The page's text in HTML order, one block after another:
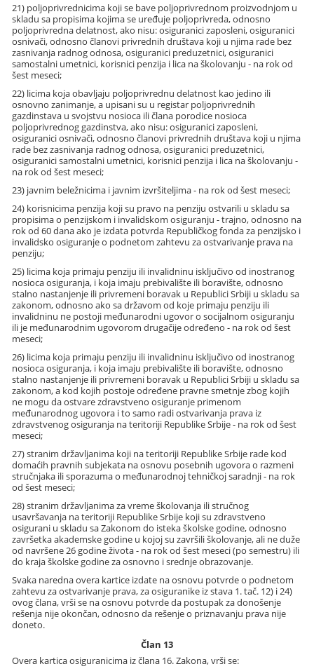
21) poljoprivrednicima koji se bave poljoprivrednom proizvodnjom u
skladu sa propisima kojima se uređuje poljoprivreda, odnosno
poljoprivredna delatnost, ako nisu: osiguranici zaposleni, osiguranici
osnivači, odnosno članovi privrednih društava koji u njima rade bez
zasnivanja radnog odnosa, osiguranici preduzetnici, osiguranici
samostalni umetnici, korisnici penzija i lica na školovanju - na rok od
šest meseci;
22) licima koja obavljaju poljoprivrednu delatnost kao jedino ili
osnovno zanimanje, a upisani su u registar poljoprivrednih
gazdinstava u svojstvu nosioca ili člana porodice nosioca
poljoprivrednog gazdinstva, ako nisu: osiguranici zaposleni,
osiguranici osnivači, odnosno članovi privrednih društava koji u njima
rade bez zasnivanja radnog odnosa, osiguranici preduzetnici,
osiguranici samostalni umetnici, korisnici penzija i lica na školovanju -
na rok od šest meseci;
23) javnim beležnicima i javnim izvršiteljima - na rok od šest meseci;
24) korisnicima penzija koji su pravo na penziju ostvarili u skladu sa
propisima o penzijskom i invalidskom osiguranju - trajno, odnosno na
rok od 60 dana ako je izdata potvrda Republičkog fonda za penzijsko i
invalidsko osiguranje o podnetom zahtevu za ostvarivanje prava na
penziju;
25) licima koja primaju penziju ili invalidninu isključivo od inostranog
nosioca osiguranja, i koja imaju prebivalište ili boravište, odnosno
stalno nastanjenje ili privremeni boravak u Republici Srbiji u skladu sa
zakonom, odnosno ako sa državom od koje primaju penziju ili
invalidninu ne postoji međunarodni ugovor o socijalnom osiguranju
ili je međunarodnim ugovorom drugačije određeno - na rok od šest
meseci;
26) licima koja primaju penziju ili invalidninu isključivo od inostranog
nosioca osiguranja, i koja imaju prebivalište ili boravište, odnosno
stalno nastanjenje ili privremeni boravak u Republici Srbiji u skladu sa
zakonom, a kod kojih postoje određene pravne smetnje zbog kojih
ne mogu da ostvare zdravstveno osiguranje primenom
međunarodnog ugovora i to samo radi ostvarivanja prava iz
zdravstvenog osiguranja na teritoriji Republike Srbije - na rok od šest
meseci;
27) stranim državljanima koji na teritoriji Republike Srbije rade kod
domaćih pravnih subjekata na osnovu posebnih ugovora o razmeni
stručnjaka ili sporazuma o međunarodnoj tehničkoj saradnji - na rok
od šest meseci;
28) stranim državljanima za vreme školovanja ili stručnog
usavršavanja na teritoriji Republike Srbije koji su zdravstveno
osigurani u skladu sa Zakonom do isteka školske godine, odnosno
završetka akademske godine u kojoj su završili školovanje, ali ne duže
od navršene 26 godine života - na rok od šest meseci (po semestru) ili
do kraja školske godine za osnovno i srednje obrazovanje.
Svaka naredna overa kartice izdate na osnovu potvrde o podnetom
zahtevu za ostvarivanje prava, za osiguranike iz stava 1. tač. 12) i 24)
ovog člana, vrši se na osnovu potvrde da postupak za donošenje
rešenja nije okončan, odnosno da rešenje o priznavanju prava nije
doneto.
Član 13
Overa kartica osiguranicima iz člana 16. Zakona, vrši se: